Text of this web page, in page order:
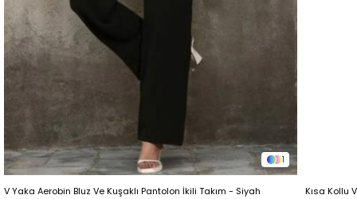
1
V Yaka Aerobin Bluz Ve Kuşaklı Pantolon İkili Takım - Siyah Kısa Kollu